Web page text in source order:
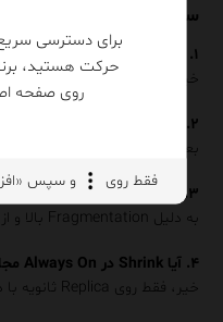
برای دسترسی
حرکت هستید،
روی صفحه
فقط روی و سپس
سوالات متداول (FAQ)
۱. آیا Shrink باعث حذف داده می‌شود؟
خیر، فقط فضای فیزیکی آزاد را
۲. در چه زمان‌هایی Shrink منطقی است؟
بعد از حذف دائمی حجم زیادی از
۳. چرا پس از Shrink سرعت کم می‌شود؟
به دلیل Fragmentation بالا و از بین رفتن نظم صفحات داده.
۴. آیا Shrink در Always On مجاز است؟
خیر، فقط روی Replica ثانویه با دقت بالا انجام شود.